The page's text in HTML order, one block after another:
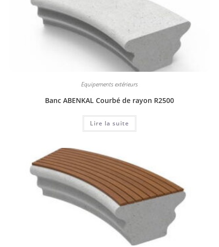
Equipements extérieurs
Banc ABENKAL Courbé de rayon R2500
Lire la suite